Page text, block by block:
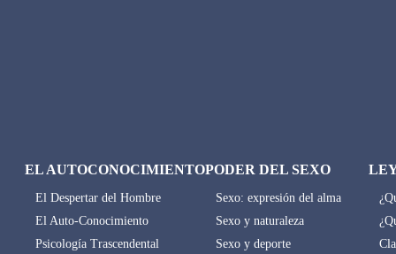
EL AUTOCONOCIMIENTO
El Despertar del Hombre
El Auto-Conocimiento
Psicología Trascendental
PODER DEL SEXO
Sexo: expresión del alma
Sexo y naturaleza
Sexo y deporte